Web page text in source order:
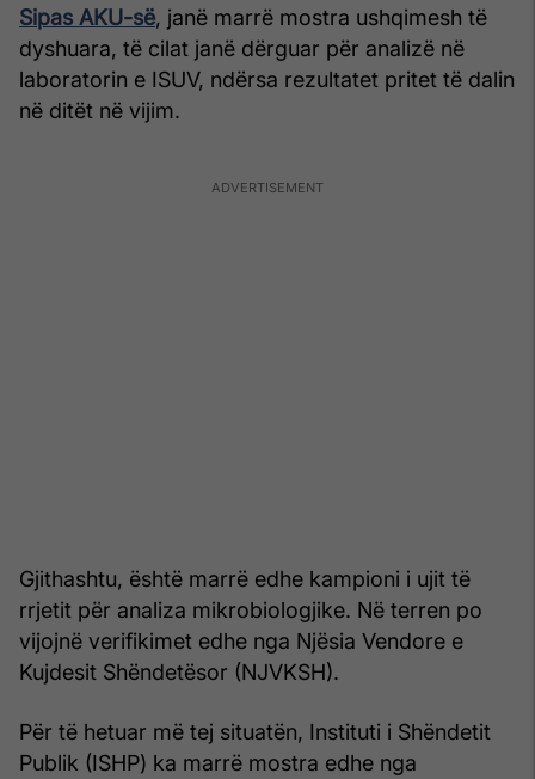
Sipas AKU-së, janë marrë mostra ushqimesh të
dyshuara, të cilat janë dërguar për analizë në
laboratorin e ISUV, ndërsa rezultatet pritet të dalin
në ditët në vijim.
Gjithashtu, është marrë edhe kampioni i ujit të
rrjetit për analiza mikrobiologjike. Në terren po
vijojnë verifikimet edhe nga Njësia Vendore e
Kujdesit Shëndetësor (NJVKSH).
Për të hetuar më tej situatën, Instituti i Shëndetit
Publik (ISHP) ka marrë mostra edhe nga